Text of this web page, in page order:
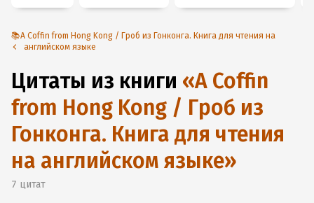
📚A Coffin from Hong Kong / Гроб из Гонконга. Книга для чтения на
английском языке
Цитаты из книги «A Coffin
from Hong Kong / Гроб из
Гонконга. Книга для чтения
на английском языке»
7 цитат